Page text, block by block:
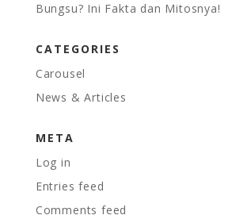
Bungsu? Ini Fakta dan Mitosnya!
CATEGORIES
Carousel
News & Articles
META
Log in
Entries feed
Comments feed